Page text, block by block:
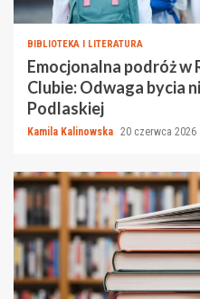
BIBLIOTEKA I LITERATURA
Emocjonalna podróż w
Clubie: Odwaga bycia
Podlaskiej
Kamila Kalinowska 20 czerwca 2026